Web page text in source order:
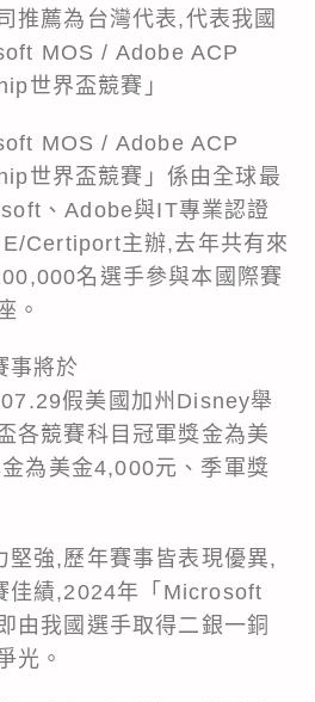
推薦為台灣代表,代表我國
MOS / Adobe ACP
世界盃競賽」
MOS / Adobe ACP
世界盃競賽」係由全球最
、Adobe與IT專業認證
Certiport主辦,去年共有來
名選手參與本國際賽
。
事將於
假美國加州Disney舉
各競賽科目冠軍獎金為美
為美金4,000元、季軍獎
堅強,歷年賽事皆表現優異,
佳績,2024年「Microsoft
由我國選手取得二銀一銅
光。